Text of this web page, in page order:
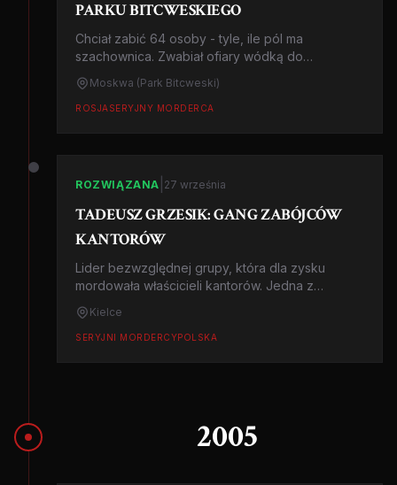
PARKU BITCWESKIEGO
Chciał zabić 64 osoby - tyle, ile pól ma
szachownica. Zwabiał ofiary wódką do
moskiewskiego parku i rozbijał im czaszki. 'Życie
bez morderstwa jest jak życie bez jedzenia'.
Moskwa (Park Bitcweski)
ROSJA SERYJNY MORDERCA
ROZWIĄZANA 27 września
TADEUSZ GRZESIK: GANG ZABÓJCÓW
KANTORÓW
Lider bezwzględnej grupy, która dla zysku
mordowała właścicieli kantorów. Jedna z
najkrwawszych serii napadów w III RP i historia,
która wstrząsnęła południową Polską.
Kielce
SERYJNI MORDERCYPOLSKA
2005